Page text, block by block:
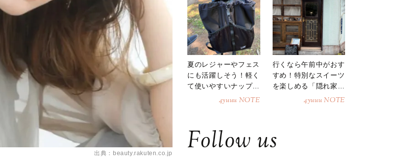
出典：beauty.rakuten.co.jp
夏のレジャーやフェス
にも活躍しそう！軽く
て使いやすいナップサ
4yuuu NOTE
行くなら午前中がおす
すめ！特別なスイーツ
を楽しめる「隠れ家カ
4yuuu NOTE
Follow us